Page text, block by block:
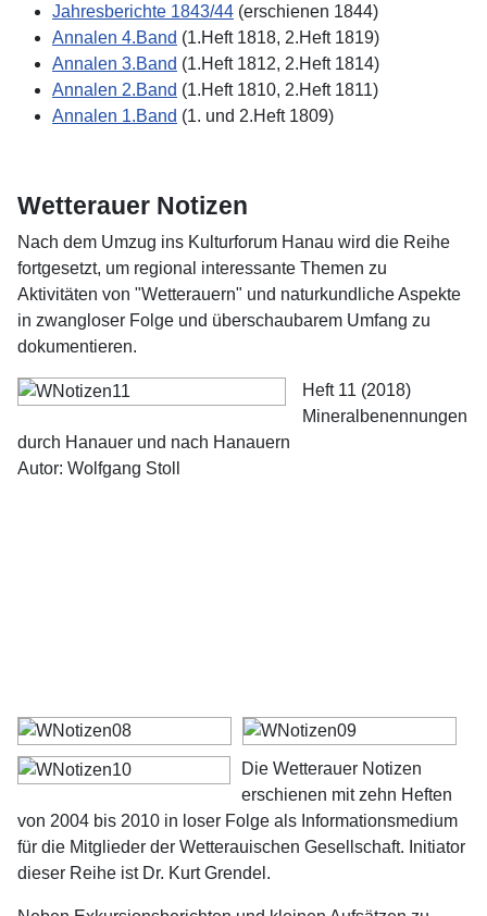
Jahresberichte 1843/44 (erschienen 1844)
Annalen 4.Band (1.Heft 1818, 2.Heft 1819)
Annalen 3.Band (1.Heft 1812, 2.Heft 1814)
Annalen 2.Band (1.Heft 1810, 2.Heft 1811)
Annalen 1.Band (1. und 2.Heft 1809)
Wetterauer Notizen
Nach dem Umzug ins Kulturforum Hanau wird die Reihe
fortgesetzt, um regional interessante Themen zu
Aktivitäten von "Wetterauern" und naturkundliche Aspekte
in zwangloser Folge und überschaubarem Umfang zu
dokumentieren.
Heft 11 (2018)
Mineralbenennungen
durch Hanauer und nach Hanauern
Autor: Wolfgang Stoll
Die Wetterauer Notizen
erschienen mit zehn Heften
von 2004 bis 2010 in loser Folge als Informationsmedium
für die Mitglieder der Wetterauischen Gesellschaft. Initiator
dieser Reihe ist Dr. Kurt Grendel.